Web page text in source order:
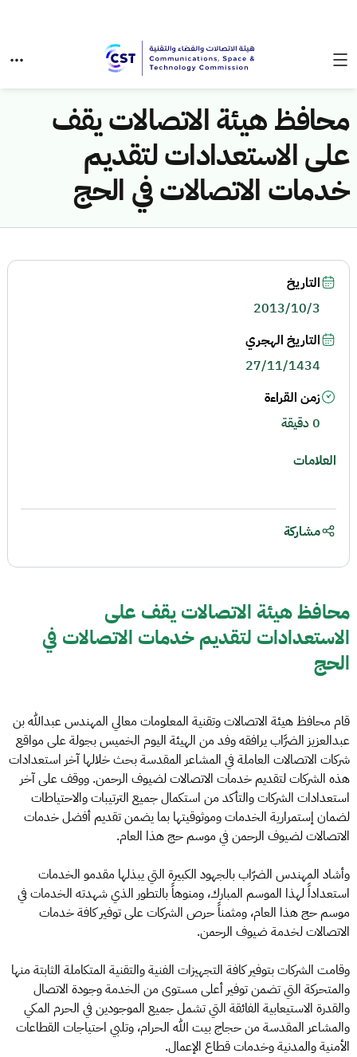
محافظ هيئة الاتصالات يقف
على الاستعدادات لتقديم
خدمات الاتصالات في الحج
محافظ هيئة الاتصالات يقف على
الاستعدادات لتقديم خدمات الاتصالات في
الحج
قام محافظ هيئة الاتصالات وتقنية المعلومات معالي المهندس عبدالله بن
عبدالعزيز الضرَّاب يرافقه وفد من الهيئة اليوم الخميس بجولة على مواقع
شركات الاتصالات العاملة في المشاعر المقدسة بحث خلالها آخر استعدادات
هذه الشركات لتقديم خدمات الاتصالات لضيوف الرحمن. ووقف على آخر
استعدادات الشركات والتأكد من استكمال جميع الترتيبات والاحتياطات
لضمان إستمرارية الخدمات وموثوقيتها بما يضمن تقديم أفضل خدمات
الاتصالات لضيوف الرحمن في موسم حج هذا العام.
وأشاد المهندس الضرّاب بالجهود الكبيرة التي يبذلها مقدمو الخدمات
استعداداً لهذا الموسم المبارك، ومنوهاً بالتطور الذي شهدته الخدمات في
موسم حج هذا العام، ومثمناً حرص الشركات على توفير كافة خدمات
الاتصالات لخدمة ضيوف الرحمن.
وقامت الشركات بتوفير كافة التجهيزات الفنية والتقنية المتكاملة الثابتة منها
والمتحركة التي تضمن توفير أعلى مستوى من الخدمة وجودة الاتصال
والقدرة الاستيعابية الفائقة التي تشمل جميع الموجودين في الحرم المكي
والمشاعر المقدسة من حجاج بيت الله الحرام، وتلبي احتياجات القطاعات
الأمنية والمدنية وخدمات قطاع الإعمال.
التاريخ
2013/10/3
التاريخ الهجري
27/11/1434
زمن القراءة
0 دقيقة
العلامات
مشاركة